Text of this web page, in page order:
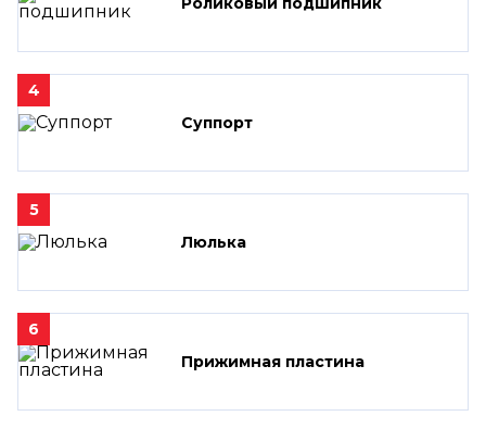
4
Суппорт
5
Люлька
6
Прижимная пластина